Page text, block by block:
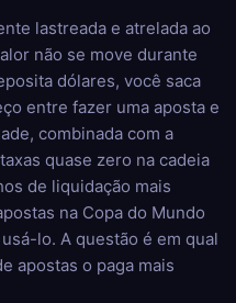
lastreada e atrelada ao
não se move durante
dólares, você saca
entre fazer uma aposta e
combinada com a
quase zero na cadeia
de liquidação mais
na Copa do Mundo
lo. A questão é em qual
apostas o paga mais